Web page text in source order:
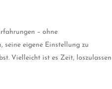
– ohne
seine eigene Einstellung zu
Vielleicht ist es Zeit, loszulassen